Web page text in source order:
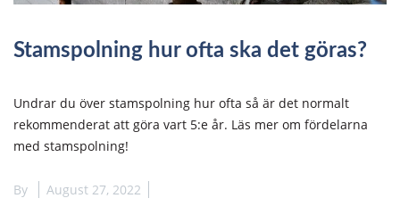
Stamspolning hur ofta ska det göras?
Undrar du över stamspolning hur ofta så är det normalt
rekommenderat att göra vart 5:e år. Läs mer om fördelarna
med stamspolning!
By August 27, 2022